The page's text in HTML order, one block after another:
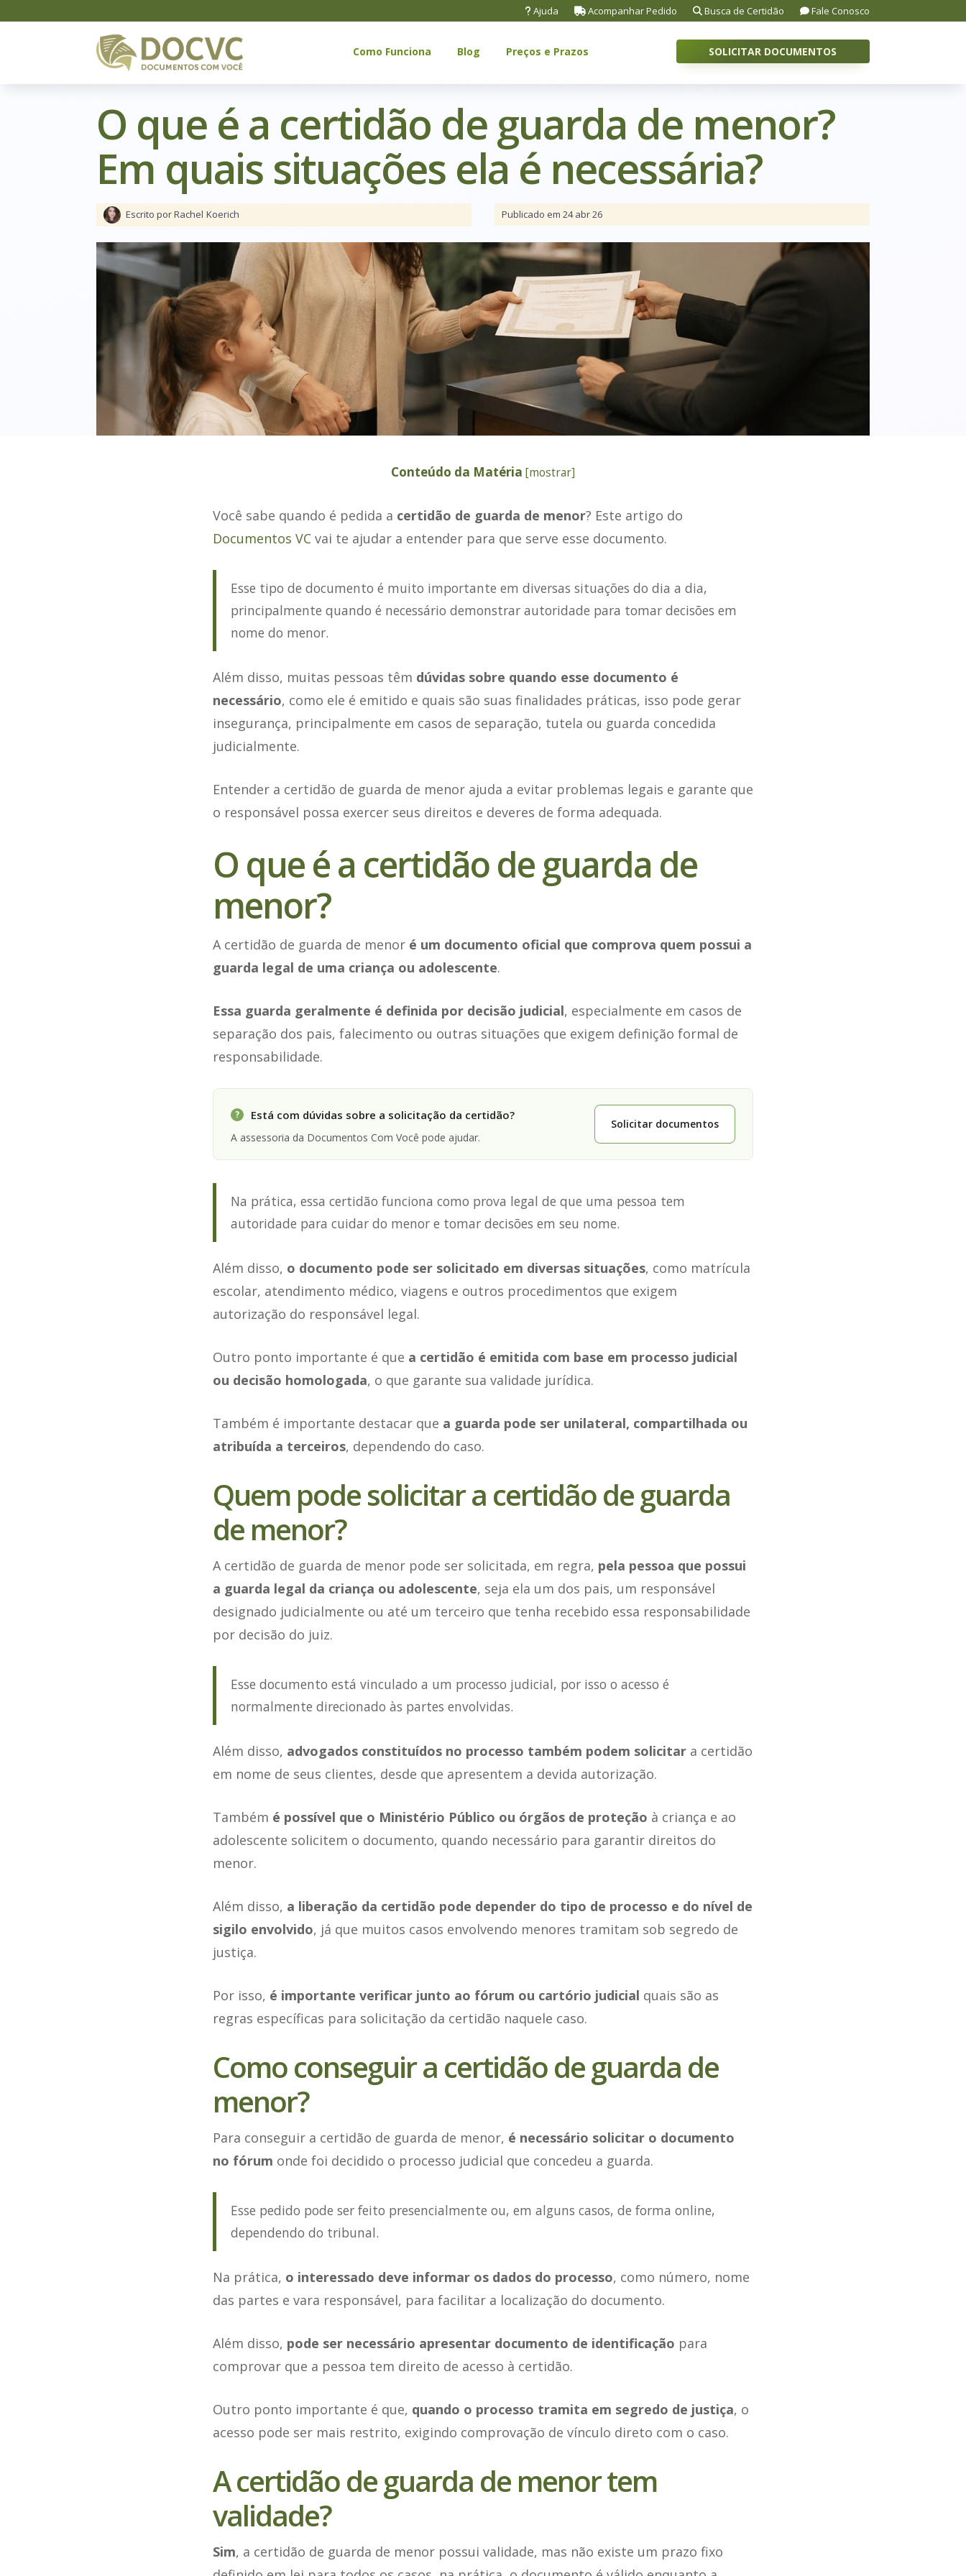
Ajuda Acompanhar Pedido Busca de Certidão Fale Conosco
Como Funciona Blog Preços e Prazos SOLICITAR DOCUMENTOS
O que é a certidão de guarda de menor?
Em quais situações ela é necessária?
Escrito por Rachel Koerich Publicado em 24 abr 26
Conteúdo da Matéria [mostrar]
Você sabe quando é pedida a certidão de guarda de menor? Este artigo do
Documentos VCvai te ajudar a entender para que serve esse documento.
Esse tipo de documento é muito importante em diversas situações do dia a dia,
principalmente quando é necessário demonstrar autoridade para tomar decisões em
nome do menor.
Além disso, muitas pessoas têm dúvidas sobre quando esse documento é
necessário, como ele é emitido e quais são suas finalidades práticas, isso pode gerar
insegurança, principalmente em casos de separação, tutela ou guarda concedida
judicialmente.
Entender a certidão de guarda de menor ajuda a evitar problemas legais e garante que
o responsável possa exercer seus direitos e deveres de forma adequada.
O que é a certidão de guarda de
menor?
A certidão de guarda de menor é um documento oficial que comprova quem possui a
guarda legal de uma criança ou adolescente.
Essa guarda geralmente é definida por decisão judicial, especialmente em casos de
separação dos pais, falecimento ou outras situações que exigem definição formal de
responsabilidade.
? Está com dúvidas sobre a solicitação da certidão?
A assessoria da Documentos Com Você pode ajudar.
Solicitar documentos
Na prática, essa certidão funciona como prova legal de que uma pessoa tem
autoridade para cuidar do menor e tomar decisões em seu nome.
Além disso, o documento pode ser solicitado em diversas situações, como matrícula
escolar, atendimento médico, viagens e outros procedimentos que exigem
autorização do responsável legal.
Outro ponto importante é que a certidão é emitida com base em processo judicial
ou decisão homologada, o que garante sua validade jurídica.
Também é importante destacar que a guarda pode ser unilateral, compartilhada ou
atribuída a terceiros, dependendo do caso.
Quem pode solicitar a certidão de guarda
de menor?
A certidão de guarda de menor pode ser solicitada, em regra, pela pessoa que possui
a guarda legal da criança ou adolescente, seja ela um dos pais, um responsável
designado judicialmente ou até um terceiro que tenha recebido essa responsabilidade
por decisão do juiz.
Esse documento está vinculado a um processo judicial, por isso o acesso é
normalmente direcionado às partes envolvidas.
Além disso, advogados constituídos no processo também podem solicitara certidão
em nome de seus clientes, desde que apresentem a devida autorização.
Também é possível que o Ministério Público ou órgãos de proteção à criança e ao
adolescente solicitem o documento, quando necessário para garantir direitos do
menor.
Além disso, a liberação da certidão pode depender do tipo de processo e do nível de
sigilo envolvido, já que muitos casos envolvendo menores tramitam sob segredo de
justiça.
Por isso, é importante verificar junto ao fórum ou cartório judicial quais são as
regras específicas para solicitação da certidão naquele caso.
Como conseguir a certidão de guarda de
menor?
Para conseguir a certidão de guarda de menor, é necessário solicitar o documento
no fórum onde foi decidido o processo judicial que concedeu a guarda.
Esse pedido pode ser feito presencialmente ou, em alguns casos, de forma online,
dependendo do tribunal.
Na prática, o interessado deve informar os dados do processo, como número, nome
das partes e vara responsável, para facilitar a localização do documento.
Além disso, pode ser necessário apresentar documento de identificação para
comprovar que a pessoa tem direito de acesso à certidão.
Outro ponto importante é que, quando o processo tramita em segredo de justiça, o
acesso pode ser mais restrito, exigindo comprovação de vínculo direto com o caso.
A certidão de guarda de menor tem
validade?
Sim, a certidão de guarda de menor possui validade, mas não existe um prazo fixo